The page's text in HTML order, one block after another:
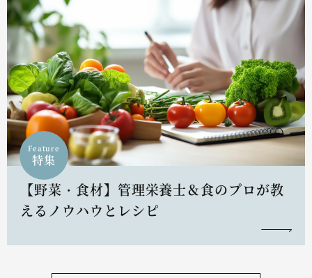
Feature
特集
【野菜・食材】管理栄養士＆食のプロが教
えるノウハウとレシピ